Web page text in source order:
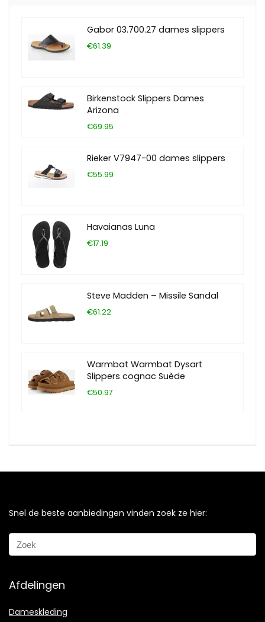
Gabor 03.700.27 dames slippers
€61.39
Birkenstock Slippers Dames
Arizona
€69.95
Rieker V7947-00 dames slippers
€55.99
Havaianas Luna
€17.19
Steve Madden – Missile Sandal
€61.22
Warmbat Warmbat Dysart
Slippers cognac Suède
€50.97
Snel de beste aanbiedingen vinden zoek ze hier:
Afdelingen
Dameskleding